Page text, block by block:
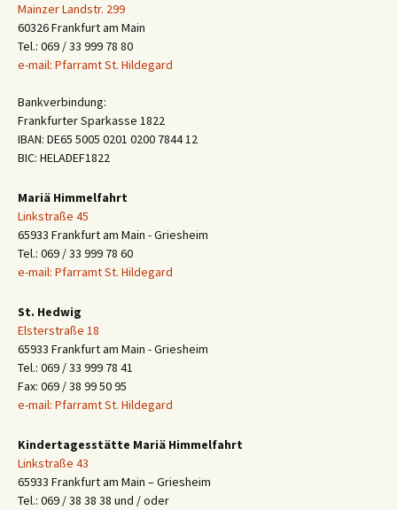
Mainzer Landstr. 299
60326 Frankfurt am Main
Tel.: 069 / 33 999 78 80
e-mail: Pfarramt St. Hildegard
Bankverbindung:
Frankfurter Sparkasse 1822
IBAN: DE65 5005 0201 0200 7844 12
BIC: HELADEF1822
Mariä Himmelfahrt
Linkstraße 45
65933 Frankfurt am Main - Griesheim
Tel.: 069 / 33 999 78 60
e-mail: Pfarramt St. Hildegard
St. Hedwig
Elsterstraße 18
65933 Frankfurt am Main - Griesheim
Tel.: 069 / 33 999 78 41
Fax: 069 / 38 99 50 95
e-mail: Pfarramt St. Hildegard
Kindertagesstätte Mariä Himmelfahrt
Linkstraße 43
65933 Frankfurt am Main – Griesheim
Tel.: 069 / 38 38 38 und / oder